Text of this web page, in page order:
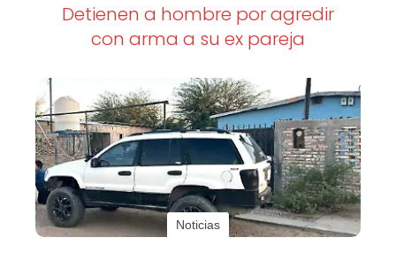
Detienen a hombre por agredir
con arma a su ex pareja
Noticias